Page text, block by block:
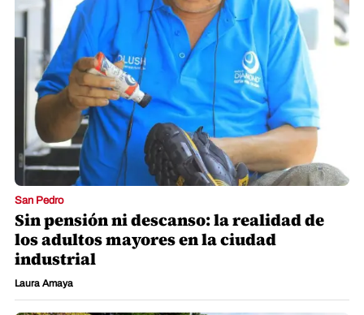
San Pedro
Sin pensión ni descanso: la realidad de
los adultos mayores en la ciudad
industrial
Laura Amaya